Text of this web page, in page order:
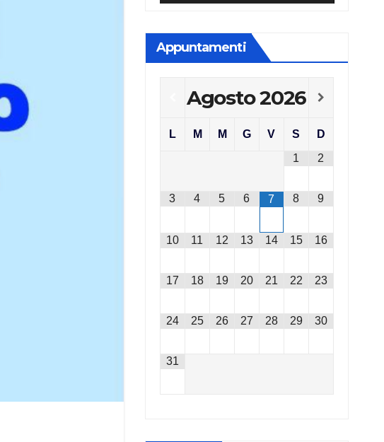
Appuntamenti
Agosto2026
L M M G V S
D
1
2
3 4 5 6 7 8 9
10 11 12 13 14 15 16
17 18 19 20 21 22 23
24 25 26 27 28 29 30
31